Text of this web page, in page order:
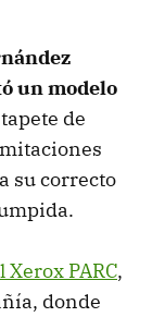
un modelo
de
su correcto
PARC,
donde